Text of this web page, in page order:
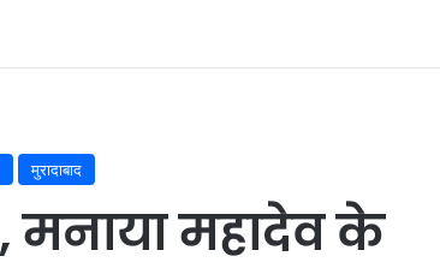
मुरादाबाद
महादेव के